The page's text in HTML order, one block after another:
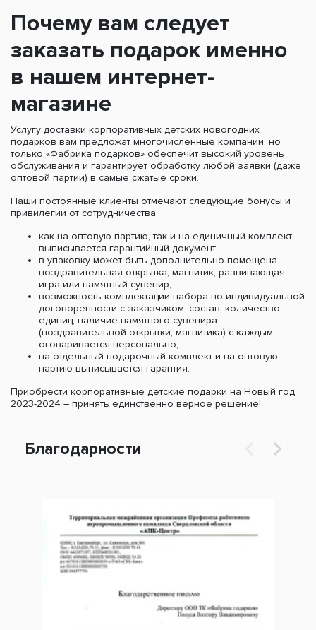
Почему вам следует
заказать подарок именно
в нашем интернет-
магазине
Услугу доставки корпоративных детских новогодних
подарков вам предложат многочисленные компании, но
только «Фабрика подарков» обеспечит высокий уровень
обслуживания и гарантирует обработку любой заявки (даже
оптовой партии) в самые сжатые сроки.
Наши постоянные клиенты отмечают следующие бонусы и
привилегии от сотрудничества:
как на оптовую партию, так и на единичный комплект
выписывается гарантийный документ;
в упаковку может быть дополнительно помещена
поздравительная открытка, магнитик, развивающая
игра или памятный сувенир;
возможность комплектации набора по индивидуальной
договоренности с заказчиком: состав, количество
единиц, наличие памятного сувенира
(поздравительной открытки, магнитика) с каждым
оговаривается персонально;
на отдельный подарочный комплект и на оптовую
партию выписывается гарантия.
Приобрести корпоративные детские подарки на Новый год
2023-2024 – принять единственно верное решение!
Благодарности